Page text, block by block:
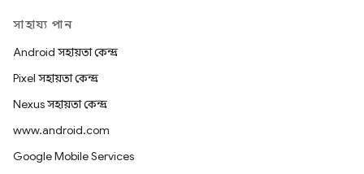
সাহায্য পান
Android সহায়তা কেন্দ্র
Pixel সহায়তা কেন্দ্র
Nexus সহায়তা কেন্দ্র
www.android.com
Google Mobile Services